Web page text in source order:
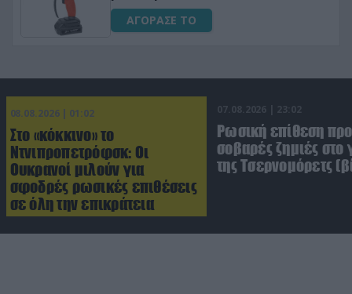
ΑΓΟΡΑΣΕ ΤΟ
08.08.2026 | 01:02
Στο «κόκκινο» το
Ντνιπροπετρόφσκ: Οι
Ουκρανοί μιλούν για
σφοδρές ρωσικές επιθέσεις
σε όλη την επικράτεια
07.08.2026 | 23:02
Ρωσική επίθεση
σοβαρές ζημιές στο
της Τσερνομόρετς